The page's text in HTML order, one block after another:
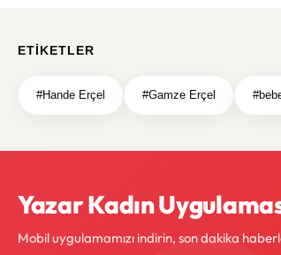
ETIKETLER
#Hande Erçel #Gamze Erçel
Yazar Kadın
Mobil uygulamamızı indirin, son dakika